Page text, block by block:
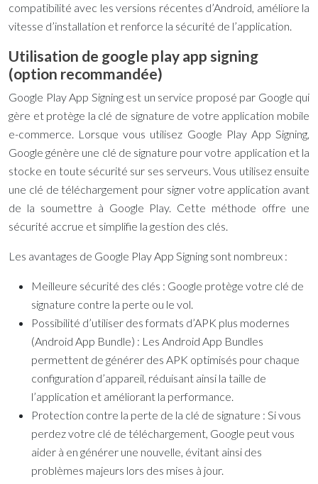
compatibilité avec les versions récentes d’Android, améliore la
vitesse d’installation et renforce la sécurité de l’application.
Utilisation de google play app signing
(option recommandée)
Google Play App Signing est un service proposé par Google qui
gère et protège la clé de signature de votre application mobile
e-commerce. Lorsque vous utilisez Google Play App Signing,
Google génère une clé de signature pour votre application et la
stocke en toute sécurité sur ses serveurs. Vous utilisez ensuite
une clé de téléchargement pour signer votre application avant
de la soumettre à Google Play. Cette méthode offre une
sécurité accrue et simplifie la gestion des clés.
Les avantages de Google Play App Signing sont nombreux :
Meilleure sécurité des clés : Google protège votre clé de
signature contre la perte ou le vol.
Possibilité d’utiliser des formats d’APK plus modernes
(Android App Bundle) : Les Android App Bundles
permettent de générer des APK optimisés pour chaque
configuration d’appareil, réduisant ainsi la taille de
l’application et améliorant la performance.
Protection contre la perte de la clé de signature : Si vous
perdez votre clé de téléchargement, Google peut vous
aider à en générer une nouvelle, évitant ainsi des
problèmes majeurs lors des mises à jour.